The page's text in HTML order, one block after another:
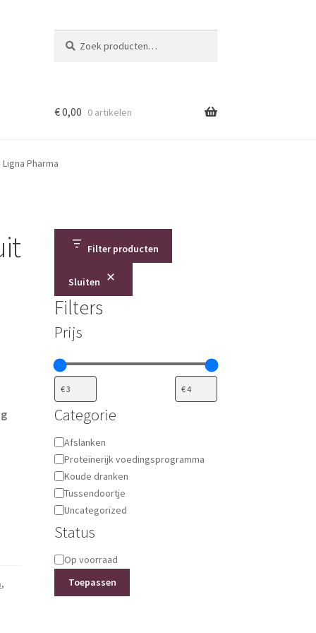
naar:
€0,00 0 artikelen
Pharma
,
Filter producten
Sluiten
Filters
Prijs
Categorie
Categorie
Afslanken
Proteïnerijk voedingsprogramma
Koude dranken
Tussendoortje
Uncategorized
Status
Status
Op voorraad
Toepassen